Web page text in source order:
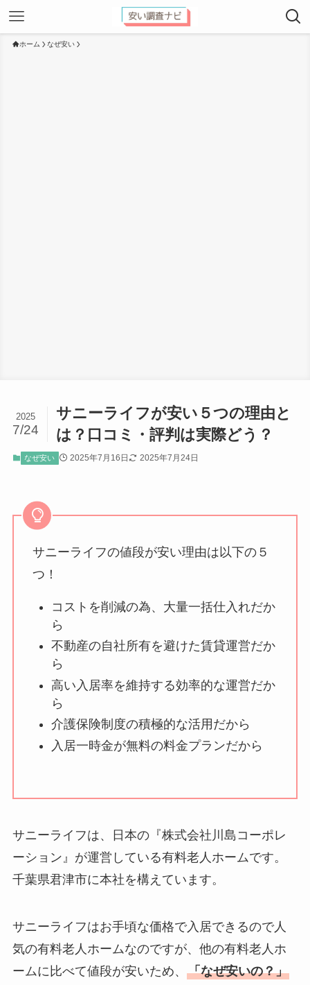
ホーム なぜ安い
サニーライフが安い５つの理由と
は？口コミ・評判は実際どう？
2025
7/24
なぜ安い 2025年7月16日 2025年7月24日
サニーライフの値段が安い理由は以下の５
つ！
コストを削減の為、大量一括仕入れだか
ら
不動産の自社所有を避けた賃貸運営だか
ら
高い入居率を維持する効率的な運営だか
ら
介護保険制度の積極的な活用だから
入居一時金が無料の料金プランだから
サニーライフは、日本の『株式会社川島コーポレ
ーション』が運営している有料老人ホームです。
千葉県君津市に本社を構えています。
サニーライフはお手頃な価格で入居できるので人
気の有料老人ホームなのですが、他の有料老人ホ
ームに比べて値段が安いため、 「なぜ安いの？」